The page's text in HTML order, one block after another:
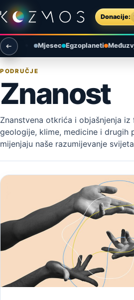
Preskoči na sadržaj
Donacije:
Otvori izbornik
Otvori pretragu
Mjesec Egzoplaneti
PODRUČJE
Znanost
Znanstvena otkrića i objašnjenja
geologije, klime, medicine i drugih
mijenjaju naše razumijevanje